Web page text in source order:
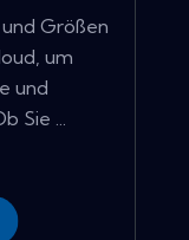
Größen
um
und
Sie ...